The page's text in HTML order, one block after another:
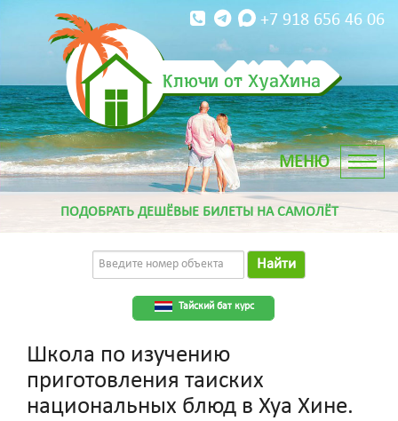
Ключи от ХуаХина
+7 918 656 46 06
ПОДОБРАТЬ ДЕШЁВЫЕ БИЛЕТЫ НА САМОЛЁТ
Найти
Тайский бат курс
Школа по изучению
приготовления таиских
национальных блюд в Хуа Хине.